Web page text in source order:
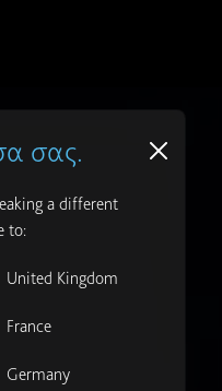
σας.
a different
to:
United Kingdom
France
Germany